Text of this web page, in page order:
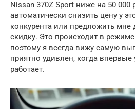
Nissan 370Z Sport ниже на 50 000
автоматически снизить цену у
конкурента или предложить мне
скидку. Это происходит в
поэтому я всегда вижу самую
приятно удивлен, когда впервые
работает.